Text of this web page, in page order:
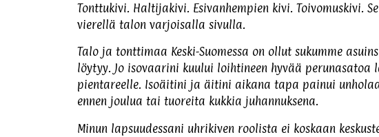
Tonttukivi. Haltijakivi. Esivanhempien kivi. Toivomuskivi.
vierellä talon varjoisalla sivulla.
Talo ja tonttimaa Keski-Suomessa on ollut sukumme
löytyy. Jo isovaarini kuului loihtineen hyvää
pientareelle. Isoäitini ja äitini aikana tapa painui
ennen joulua tai tuoreita kukkia juhannuksena.
Minun lapsuudessani uhrikiven roolista ei koskaan